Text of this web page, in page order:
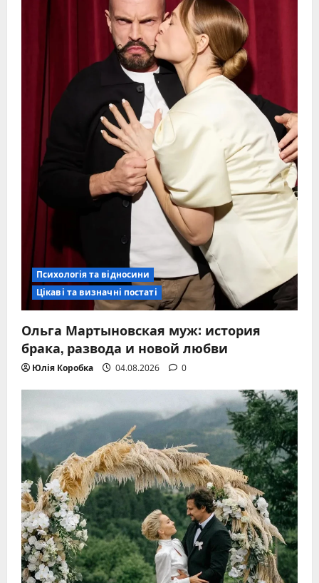
Психологія та відносини
Цікаві та визначні постаті
Ольга Мартыновская муж: история
брака, развода и новой любви
Юлія Коробка 04.08.2026 0